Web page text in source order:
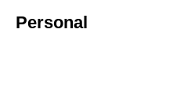
Personal